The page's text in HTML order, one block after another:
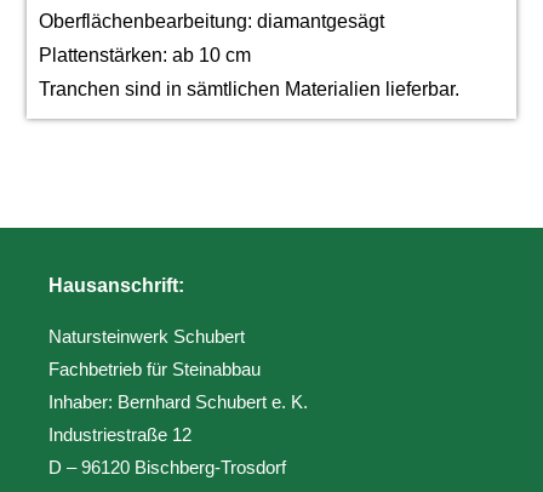
Oberflächenbearbeitung: diamantgesägt
Plattenstärken: ab 10 cm
Tranchen sind in sämtlichen Materialien lieferbar.
Hausanschrift:
Natursteinwerk Schubert
Fachbetrieb für Steinabbau
Inhaber: Bernhard Schubert e. K.
Industriestraße 12
D – 96120 Bischberg-Trosdorf